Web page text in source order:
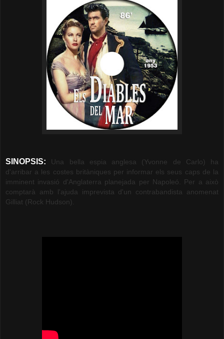
SINOPSIS:
Una bella espia anglesa (Yvonne de Carlo) ha
d'arribar a les costes britàniques per informar els seus caps de la
imminent invasió d'Anglaterra planejada per Napoleó. Per a això
comptarà amb l'ajuda imprevista d'un contrabandista anomenat
Gilliat (Rock Hudson).